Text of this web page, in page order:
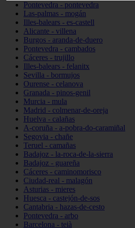
Pontevedra - pontevedra
Las-palmas - mogán
Illes-balears - es-castell
Alicante - villena
Burgos - aranda-de-duero
Pontevedra - cambados
Cáceres - trujillo
Illes-balears - felanitx
Sevilla - bormujos
Ourense - celanova
Granada - pinos-genil
Murcia - mula
Madrid - colmenar-de-oreja
Huelva - calañas
A-coruña - a-pobra-do-caramiñal
Segovia - chañe
Teruel - camañas
Badajoz - la-roca-de-la-sierra
Badajoz - guareña
Cáceres - caminomorisco
Ciudad-real - malagón
Asturias - mieres
Huesca - castejón-de-sos
Cantabria - hazas-de-cesto
Pontevedra - arbo
Barcelona - teià